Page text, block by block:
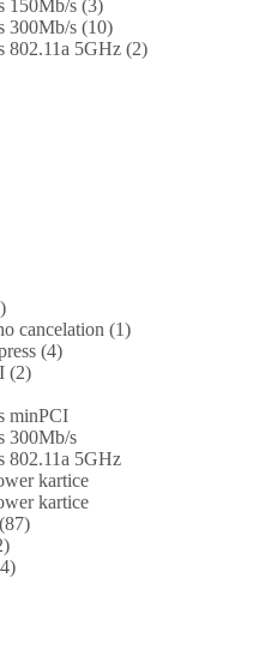
150Mb/s (3)
300Mb/s (10)
802.11a 5GHz (2)
cancelation (1)
(4)
(2)
minPCI
300Mb/s
802.11a 5GHz
kartice
kartice